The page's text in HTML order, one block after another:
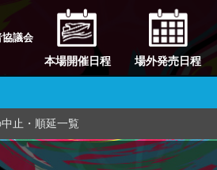
協議会
本場開催日程 場外発売日程
止・順延一覧